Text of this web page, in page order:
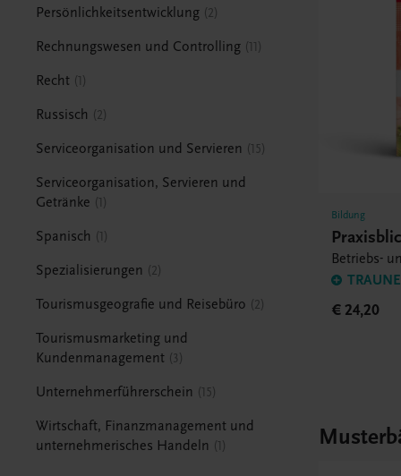
Persönlichkeitsentwicklung 2
Rechnungswesen und Controlling 11
Recht 1
Russisch 2
Serviceorganisation und Servieren 15
Serviceorganisation, Servieren und
Getränke
1
Spanisch 1
Spezialisierungen 2
Tourismusgeografie und Reisebüro 2
Tourismusmarketing und
Kundenmanagement
3
Unternehmerführerschein 15
Wirtschaft, Finanzmanagement und
unternehmerisches Handeln
1
Bildung
Betriebs-
€ 24,20